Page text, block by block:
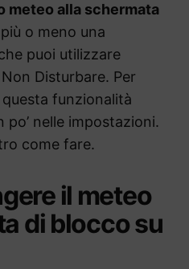
meteo alla schermata
o meno una
puoi utilizzare
Disturbare. Per
funzionalità
nelle impostazioni.
come fare.
il meteo
di blocco su